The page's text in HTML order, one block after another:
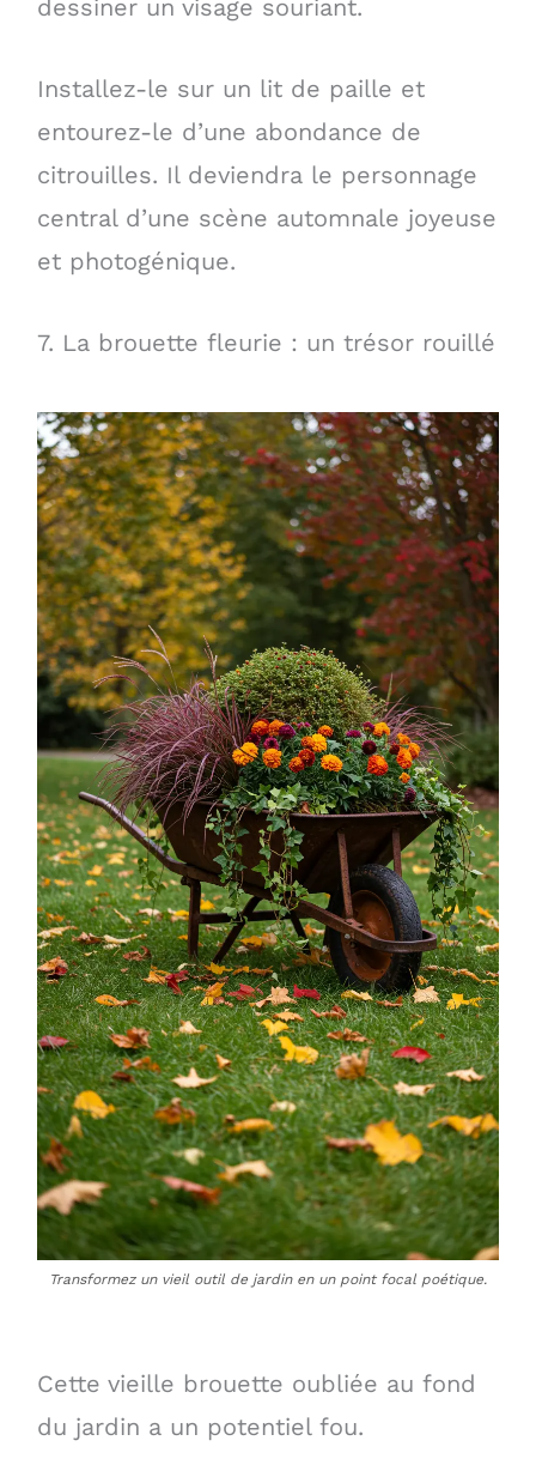
dessiner un visage souriant.
Installez-le sur un lit de paille et
entourez-le d’une abondance de
citrouilles. Il deviendra le personnage
central d’une scène automnale joyeuse
et photogénique.
7. La brouette fleurie : un trésor rouillé
Transformez un vieil outil de jardin en un point focal poétique.
Cette vieille brouette oubliée au fond
du jardin a un potentiel fou.